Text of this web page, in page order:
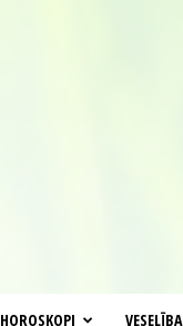
HOROSKOPI VESELĪBA